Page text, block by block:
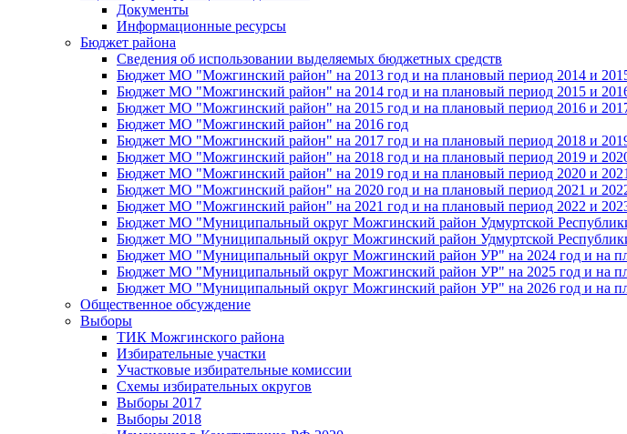
Документы
Информационные ресурсы
Бюджет района
Сведения об использовании выделяемых бюджетных средств
Бюджет МО "Можгинский район" на 2013 год и на плановый период 2014 и
Бюджет МО "Можгинский район" на 2014 год и на плановый период 2015 и
Бюджет МО "Можгинский район" на 2015 год и на плановый период 2016 и
Бюджет МО "Можгинский район" на 2016 год
Бюджет МО "Можгинский район" на 2017 год и на плановый период 2018 и
Бюджет МО "Можгинский район" на 2018 год и на плановый период 2019 и
Бюджет МО "Можгинский район" на 2019 год и на плановый период 2020 и
Бюджет МО "Можгинский район" на 2020 год и на плановый период 2021 и
Бюджет МО "Можгинский район" на 2021 год и на плановый период 2022 и
Бюджет МО "Муниципальный округ Можгинский район Удмуртской
Бюджет МО "Муниципальный округ Можгинский район Удмуртской
Бюджет МО "Муниципальный округ Можгинский район УР" на 2024 год и на
Бюджет МО "Муниципальный округ Можгинский район УР" на 2025 год и на
Бюджет МО "Муниципальный округ Можгинский район УР" на 2026 год и на
Общественное обсуждение
Выборы
ТИК Можгинского района
Избирательные участки
Участковые избирательные комиссии
Схемы избирательных округов
Выборы 2017
Выборы 2018